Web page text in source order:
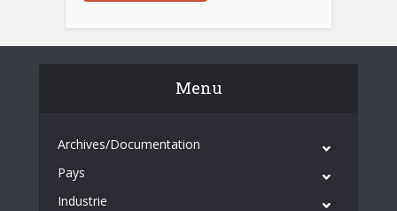
Menu
Archives/Documentation
Pays
Industrie